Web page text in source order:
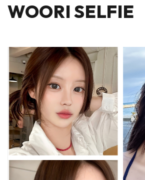
WOORI SELFIE